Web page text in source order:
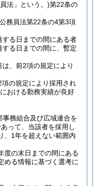
法」という。)第22条の
務員法第22条の4第3項
る日までの間にある者
る日までの間に、暫定
、前2項の規定により
の規定により採用され
おける勤務実績が良好
務組合及び広域連合を
って、当該者を採用し
、1年を超えない範囲内
度の末日までの間にある
める情報に基づく選考に